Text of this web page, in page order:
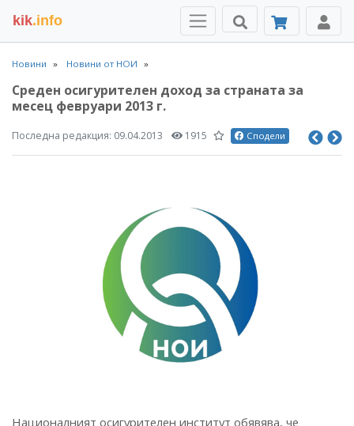
kik.info
Новини Новини от НОИ
Среден осигурителен доход за страната за
месец февруари 2013 г.
Последна редакция: 09.04.2013 1915 Сподели
Националният осигурителен институт обявява, че